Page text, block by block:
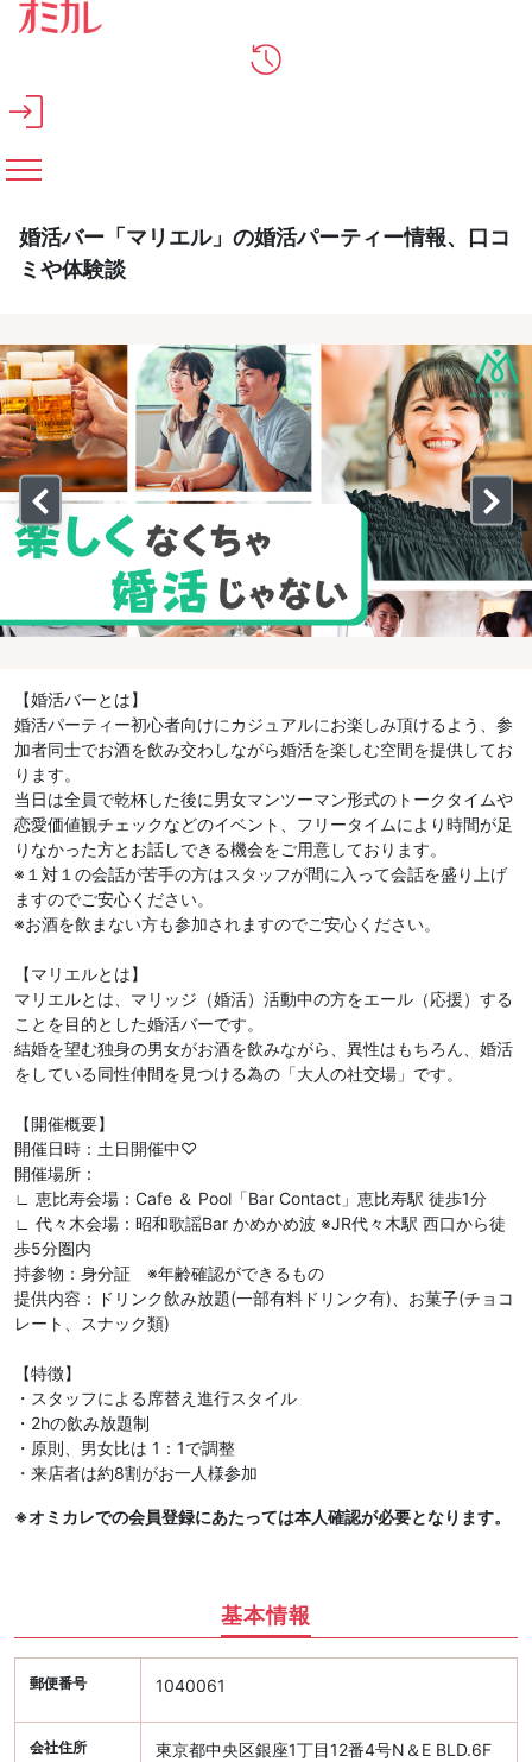
メインコンテンツへスキップ
婚活バー「マリエル」の婚活パーティー情報、口コ
ミや体験談
【婚活バーとは】
婚活パーティー初心者向けにカジュアルにお楽しみ頂けるよう、参
加者同士でお酒を飲み交わしながら婚活を楽しむ空間を提供してお
ります。
当日は全員で乾杯した後に男女マンツーマン形式のトークタイムや
恋愛価値観チェックなどのイベント、フリータイムにより時間が足
りなかった方とお話しできる機会をご用意しております。
※１対１の会話が苦手の方はスタッフが間に入って会話を盛り上げ
ますのでご安心ください。
※お酒を飲まない方も参加されますのでご安心ください。
【マリエルとは】
マリエルとは、マリッジ（婚活）活動中の方をエール（応援）する
ことを目的とした婚活バーです。
結婚を望む独身の男女がお酒を飲みながら、異性はもちろん、婚活
をしている同性仲間を見つける為の「大人の社交場」です。
【開催概要】
開催日時：土日開催中♡
開催場所：
∟ 恵比寿会場：Cafe ＆ Pool「Bar Contact」恵比寿駅 徒歩1分
∟ 代々木会場：昭和歌謡Bar かめかめ波 ※JR代々木駅 西口から徒
歩5分圏内
持参物：身分証 ※年齢確認ができるもの
提供内容：ドリンク飲み放題(一部有料ドリンク有)、お菓子(チョコ
レート、スナック類)
【特徴】
・スタッフによる席替え進行スタイル
・2hの飲み放題制
・原則、男女比は 1：1で調整
・来店者は約8割がお一人様参加
※オミカレでの会員登録にあたっては本人確認が必要となります。
基本情報
郵便番号 1040061
会社住所 東京都中央区銀座1丁目12番4号N＆E BLD.6F